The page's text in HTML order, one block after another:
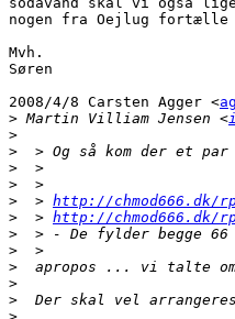
nogen fra Oejlug fortælle
Mvh.
Søren
2008/4/8 Carsten Agger <
> Martin Villiam Jensen <
>
>
>
>
>
  >
http://
>
  >
http://
>
>
>
>
>